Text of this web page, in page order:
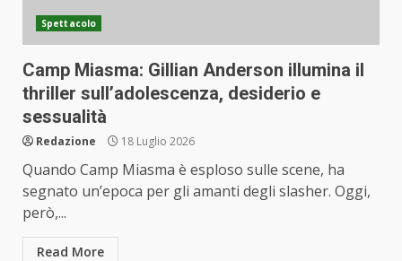
Spettacolo
Camp Miasma: Gillian Anderson illumina il
thriller sull’adolescenza, desiderio e
sessualità
Redazione 18 Luglio 2026
Quando Camp Miasma è esploso sulle scene, ha
segnato un’epoca per gli amanti degli slasher. Oggi,
però,...
Read More